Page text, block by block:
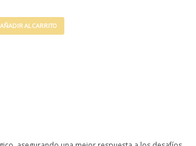
AÑADIR AL CARRITO